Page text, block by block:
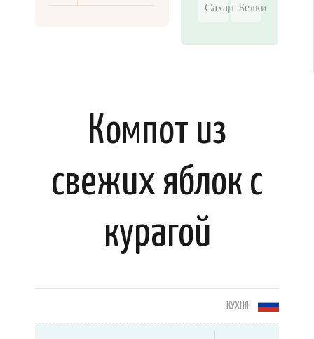
Сахар Белки
Компот из
свежих яблок с
курагой
КУХНЯ: